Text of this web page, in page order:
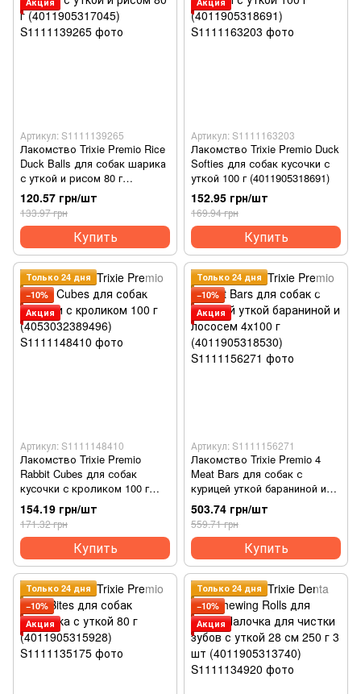
Артикул: S1111139265
Лакомство Trixie Premio Rice
Duck Balls для собак шарика
с уткой и рисом 80 г
(4011905317045)
120.57 грн/шт
133.97 грн
Купить
Артикул: S1111163203
Лакомство Trixie Premio Duck
Softies для собак кусочки с
уткой 100 г (4011905318691)
152.95 грн/шт
169.94 грн
Купить
Только 24 дня
−10%
Акция
Артикул: S1111148410
Лакомство Trixie Premio
Rabbit Cubes для собак
кусочки с кроликом 100 г
(4053032389496)
154.19 грн/шт
171.32 грн
Купить
Только 24 дня
−10%
Акция
Артикул: S1111156271
Лакомство Trixie Premio 4
Meat Bars для собак с
курицей уткой бараниной и
лососем 4х100 г
(4011905318530)
503.74 грн/шт
559.71 грн
Купить
Только 24 дня
−10%
Акция
Только 24 дня
−10%
Акция